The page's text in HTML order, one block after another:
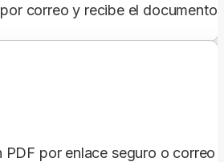
correo y recibe el documento
PDF por enlace seguro o correo